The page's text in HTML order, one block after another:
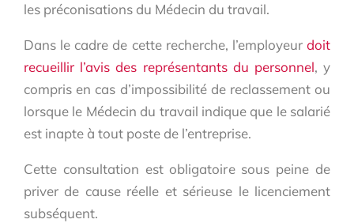
les préconisations du Médecin du travail.
Dans le cadre de cette recherche, l’employeur doit
recueillir l’avis des représentants du personnel, y
compris en cas d’impossibilité de reclassement ou
lorsque le Médecin du travail indique que le salarié
est inapte à tout poste de l’entreprise.
Cette consultation est obligatoire sous peine de
priver de cause réelle et sérieuse le licenciement
subséquent.